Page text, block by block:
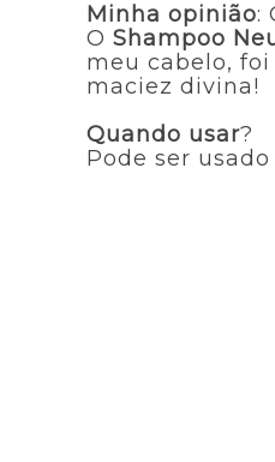
Minha opinião:
O Shampoo
meu cabelo,
maciez divina!
Quando usar?
Pode ser